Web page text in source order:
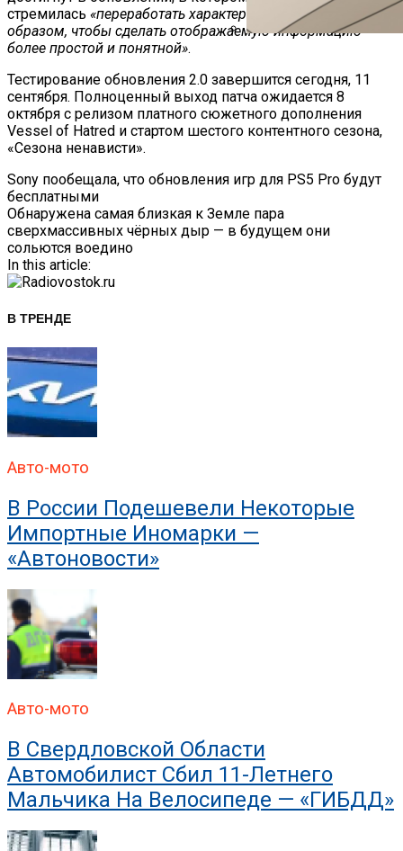
стремилась «переработать характеристики таким
образом, чтобы сделать отображаемую информацию
более простой и понятной».
Тестирование обновления 2.0 завершится сегодня, 11
сентября. Полноценный выход патча ожидается 8
октября с релизом платного сюжетного дополнения
Vessel of Hatred и стартом шестого контентного сезона,
«Сезона ненависти».
Навигация
По
Записям
Sony пообещала, что обновления игр для PS5 Pro будут
бесплатными
Обнаружена самая близкая к Земле пара
сверхмассивных чёрных дыр — в будущем они
сольются воедино
In this article:
В ТРЕНДЕ
Авто-мото
В России Подешевели Некоторые
Импортные Иномарки —
«Автоновости»
Авто-мото
В Свердловской Области
Автомобилист Сбил 11-Летнего
Мальчика На Велосипеде — «ГИБДД»